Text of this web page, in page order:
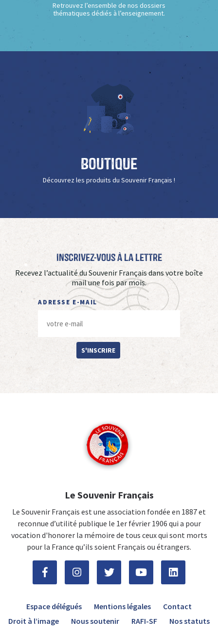
Retrouvez l’ensemble de nos dossiers
thématiques dédiés à l’enseignement.
Boutique
Découvrez les produits du Souvenir Français !
Inscrivez-vous à La Lettre
Recevez l’actualité du Souvenir Français dans votre boîte
mail une fois par mois.
ADRESSE E-MAIL
S'INSCRIRE
Le Souvenir Français
Le Souvenir Français est une association fondée en 1887 et
reconnue d’utilité publique le 1er février 1906 qui a pour
vocation d'honorer la mémoire de tous ceux qui sont morts
pour la France qu’ils soient Français ou étrangers.
Espace délégués Mentions légales
Contact
Droit à l’image
Nous soutenir RAFI-SF Nos statuts